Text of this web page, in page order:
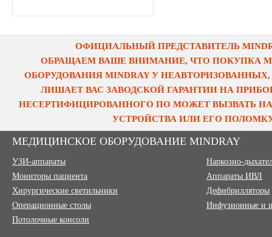
ОФИЦИАЛЬНЫЙ ПРЕДСТАВИТЕЛЬ
ОБРАЩАЕМ ВАШЕ ВНИМАНИЕ, ЧТО ПОКУПКА
ОБОРУДОВАНИЯ MINDRAY У
ЛИШАЕТ ВАС ЗАВОДСКОЙ ГАРАНТИИ НА
НЕСЕРТИФИЦИРОВАННОГО ПО МОЖЕТ ВЫЗВАТЬ
УСТРОЙСТВА ИЛИ ЕГО
МЕДИЦИНСКОЕ ОБОРУДОВАНИЕ MINDRAY
УЗИ-аппараты
Мониторы пациента
Хирургические светильники
Операционные столы
Потолочные консоли
Наркозно-
Аппараты ИВЛ
Дефибрилляторы
Инфузионные и